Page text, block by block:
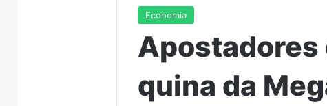
Economia
Apostadores
quina da